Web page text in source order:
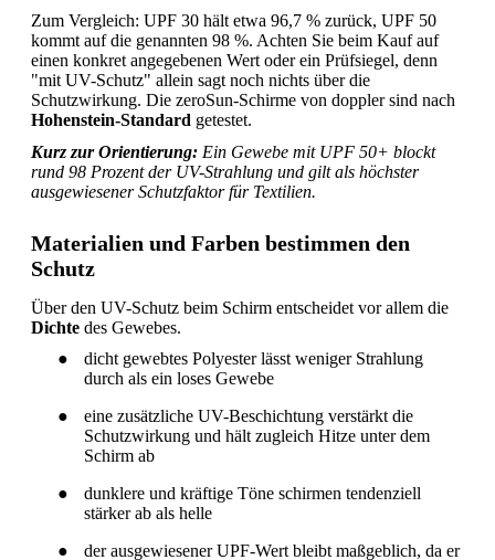
Zum Vergleich: UPF 30 hält etwa 96,7 % zurück, UPF 50
kommt auf die genannten 98 %. Achten Sie beim Kauf auf
einen konkret angegebenen Wert oder ein Prüfsiegel, denn
"mit UV-Schutz" allein sagt noch nichts über die
Schutzwirkung. Die zeroSun-Schirme von doppler sind nach
Hohenstein-Standard getestet.
Kurz zur Orientierung: Ein Gewebe mit UPF 50+ blockt
rund 98 Prozent der UV-Strahlung und gilt als höchster
ausgewiesener Schutzfaktor für Textilien.
Materialien und Farben bestimmen den
Schutz
Über den UV-Schutz beim Schirm entscheidet vor allem die
Dichte des Gewebes.
●
dicht gewebtes Polyester lässt weniger Strahlung
durch als ein loses Gewebe
●
eine zusätzliche UV-Beschichtung verstärkt die
Schutzwirkung und hält zugleich Hitze unter dem
Schirm ab
●
dunklere und kräftige Töne schirmen tendenziell
stärker ab als helle
●
der ausgewiesener UPF-Wert bleibt maßgeblich, da er